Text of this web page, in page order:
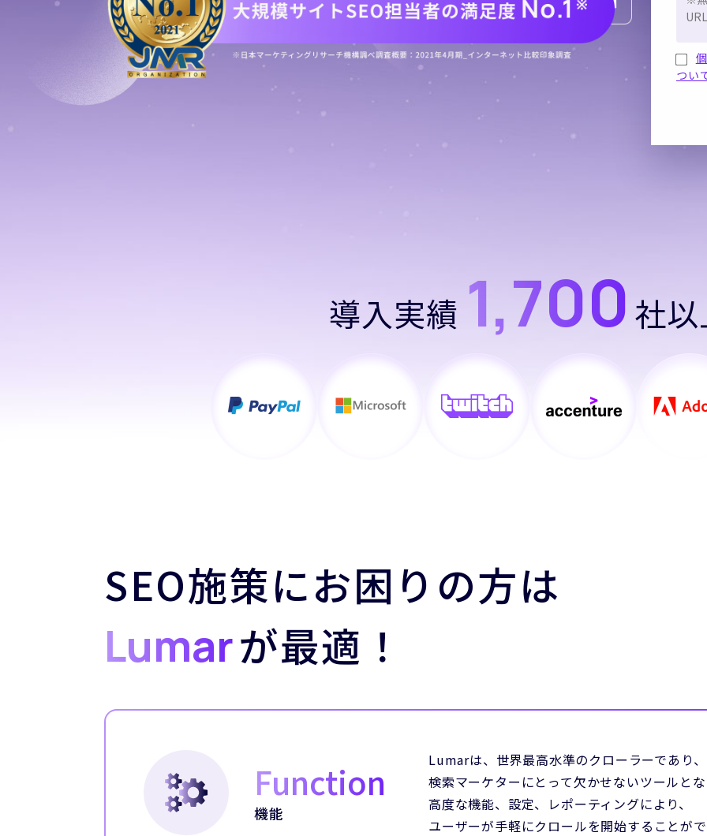
つい
導入実績 1,700 社
SEO施策にお困りの方は
Lumarが最適！
Function
機能
Lumarは、世界最高水準のクローラーであり、
検索マーケターにとって欠かせないツールと
高度な機能、設定、レポーティングにより、
ユーザーが手軽にクロールを開始することが